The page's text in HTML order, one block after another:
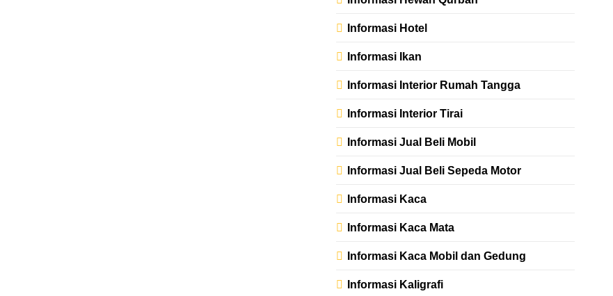
Informasi Hotel
Informasi Ikan
Informasi Interior Rumah Tangga
Informasi Interior Tirai
Informasi Jual Beli Mobil
Informasi Jual Beli Sepeda Motor
Informasi Kaca
Informasi Kaca Mata
Informasi Kaca Mobil dan Gedung
Informasi Kaligrafi